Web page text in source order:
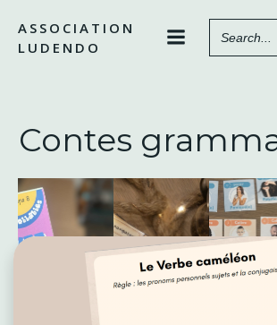
contenu
ASSOCIATION
LUDENDO
Contes